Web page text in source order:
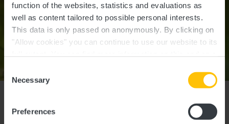
function of the websites, statistics and evaluations as
well as content tailored to possible personal interests.
This data is only passed on anonymously. By clicking on
"Allow cookies" you can continue to use our website to its
time.
Selection
Necessary
PreferencesDie Gartenhüterin im